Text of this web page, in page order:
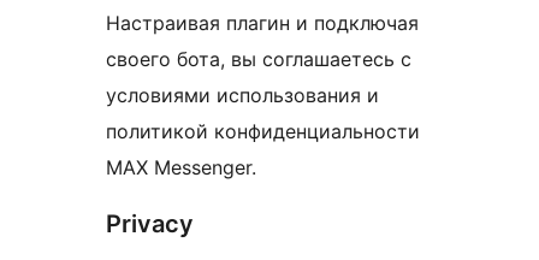
Настраивая плагин и подключая
своего бота, вы соглашаетесь с
условиями использования и
политикой конфиденциальности
MAX Messenger.
Privacy